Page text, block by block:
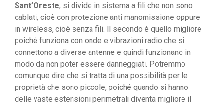
Sant’Oreste, si divide in sistema a fili che non sono
cablati, cioè con protezione anti manomissione oppure
in wireless, cioè senza fili. Il secondo è quello migliore
poiché funziona con onde e vibrazioni radio che si
connettono a diverse antenne e quindi funzionano in
modo da non poter essere danneggiati. Potremmo
comunque dire che si tratta di una possibilità per le
proprietà che sono piccole, poiché quando si hanno
delle vaste estensioni perimetrali diventa migliore il